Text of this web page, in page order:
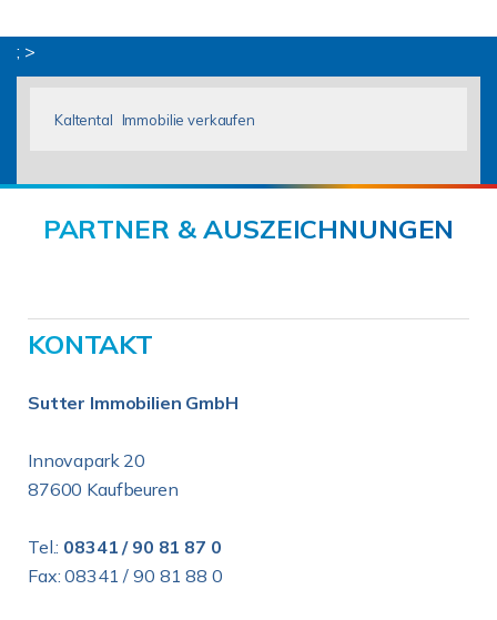
; >
Kaltental Immobilie verkaufen
PARTNER & AUSZEICHNUNGEN
KONTAKT
Sutter Immobilien GmbH
Innovapark 20
87600 Kaufbeuren
Tel.: 08341 / 90 81 87 0
Fax: 08341 / 90 81 88 0